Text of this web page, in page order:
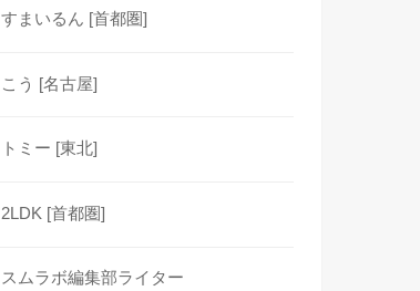
すまいるん [首都圏]
こう [名古屋]
トミー [東北]
2LDK [首都圏]
スムラボ編集部ライター